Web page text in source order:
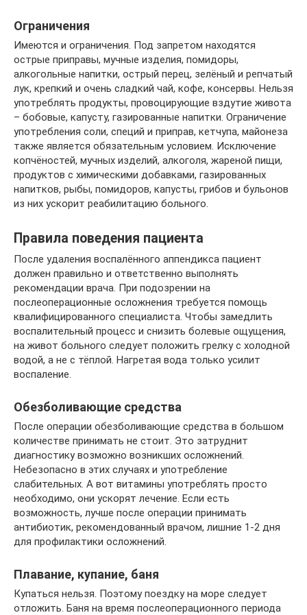
Ограничения
Имеются и ограничения. Под запретом находятся
острые приправы, мучные изделия, помидоры,
алкогольные напитки, острый перец, зелёный и репчатый
лук, крепкий и очень сладкий чай, кофе, консервы. Нельзя
употреблять продукты, провоцирующие вздутие живота
– бобовые, капусту, газированные напитки. Ограничение
употребления соли, специй и приправ, кетчупа, майонеза
также является обязательным условием. Исключение
копчёностей, мучных изделий, алкоголя, жареной пищи,
продуктов с химическими добавками, газированных
напитков, рыбы, помидоров, капусты, грибов и бульонов
из них ускорит реабилитацию больного.
Правила поведения пациента
После удаления воспалённого аппендикса пациент
должен правильно и ответственно выполнять
рекомендации врача. При подозрении на
послеоперационные осложнения требуется помощь
квалифицированного специалиста. Чтобы замедлить
воспалительный процесс и снизить болевые ощущения,
на живот больного следует положить грелку с холодной
водой, а не с тёплой. Нагретая вода только усилит
воспаление.
Обезболивающие средства
После операции обезболивающие средства в большом
количестве принимать не стоит. Это затруднит
диагностику возможно возникших осложнений.
Небезопасно в этих случаях и употребление
слабительных. А вот витамины употреблять просто
необходимо, они ускорят лечение. Если есть
возможность, лучше после операции принимать
антибиотик, рекомендованный врачом, лишние 1-2 дня
для профилактики осложнений.
Плавание, купание, баня
Купаться нельзя. Поэтому поездку на море следует
отложить. Баня на время послеоперационного периода